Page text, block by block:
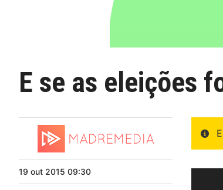
E se as eleições
19 out 2015 09:30